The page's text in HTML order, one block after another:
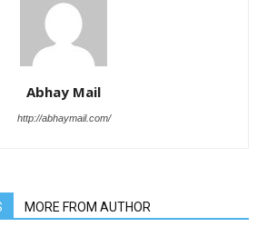
Abhay Mail
http://abhaymail.com/
MORE FROM AUTHOR